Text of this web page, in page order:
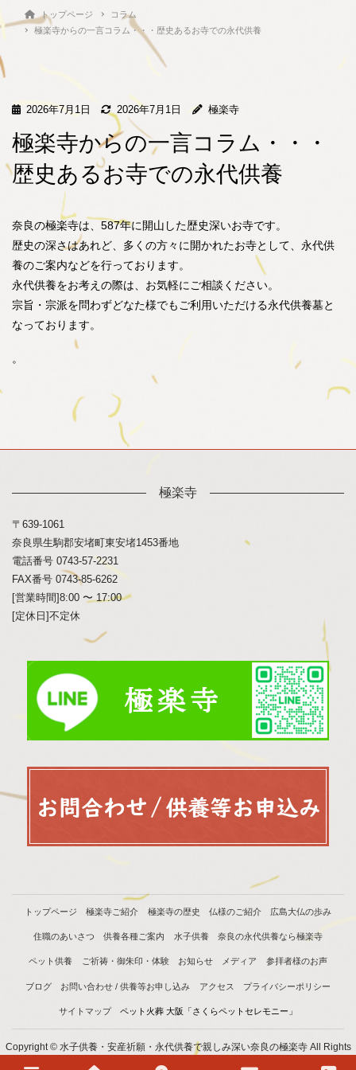
トップページ
コラム
極楽寺からの一言コラム・・・歴史あるお寺での永代供養
2026年7月1日 2026年7月1日 極楽寺
極楽寺からの一言コラム・・・
歴史あるお寺での永代供養
奈良の極楽寺は、587年に開山した歴史深いお寺です。
歴史の深さはあれど、多くの方々に開かれたお寺として、永代供
養のご案内などを行っております。
永代供養をお考えの際は、お気軽にご相談ください。
宗旨・宗派を問わずどなた様でもご利用いただける永代供養墓と
なっております。
。
極楽寺
〒639-1061
奈良県生駒郡安堵町東安堵1453番地
電話番号 0743-57-2231
FAX番号 0743-85-6262
[営業時間]8:00 〜 17:00
[定休日]不定休
トップページ 極楽寺ご紹介 極楽寺の歴史 仏様のご紹介 広島大仏の歩み
住職のあいさつ 供養各種ご案内 水子供養 奈良の永代供養なら極楽寺
ペット供養 ご祈祷・御朱印・体験 お知らせ メディア 参拝者様のお声
ブログ お問い合わせ / 供養等お申し込み アクセス プライバシーポリシー
サイトマップ ペット火葬 大阪「さくらペットセレモニー」
Copyright © 水子供養・安産祈願・永代供養で親しみ深い奈良の極楽寺 All Rights
Reserved.